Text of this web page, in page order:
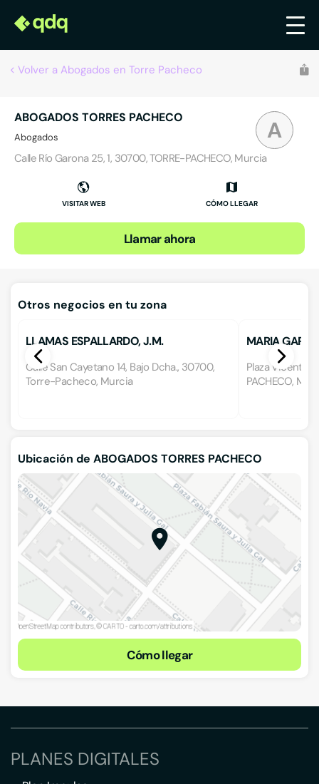
Volver a Abogados en Torre Pacheco
A
ABOGADOS TORRES PACHECO
Abogados
Calle Río Garona 25, 1, 30700, TORRE-PACHECO, Murcia
VISITAR WEB CÓMO LLEGAR
Llamar ahora
Otros negocios en tu zona
LLAMAS ESPALLARDO, J.M.
Calle San Cayetano 14, Bajo Dcha., 30700,
Torre-Pacheco, Murcia
MARIA
Plaza Vicente
PACHECO,
Ubicación de ABOGADOS TORRES PACHECO
Cómo llegar
PLANES DIGITALES